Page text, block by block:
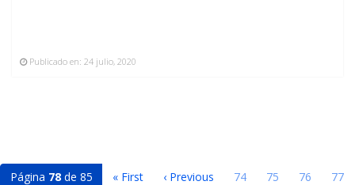
Publicado en: 24 julio, 2020
Página 78 de 85 « First ‹ Previous 74 75 76
77